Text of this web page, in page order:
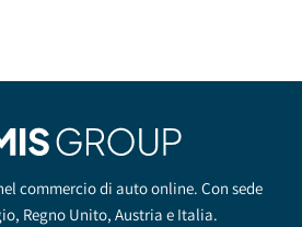
commercio di auto online. Con sede
Regno Unito, Austria e Italia.